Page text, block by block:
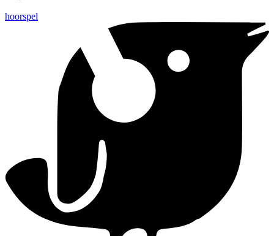
hoorspel